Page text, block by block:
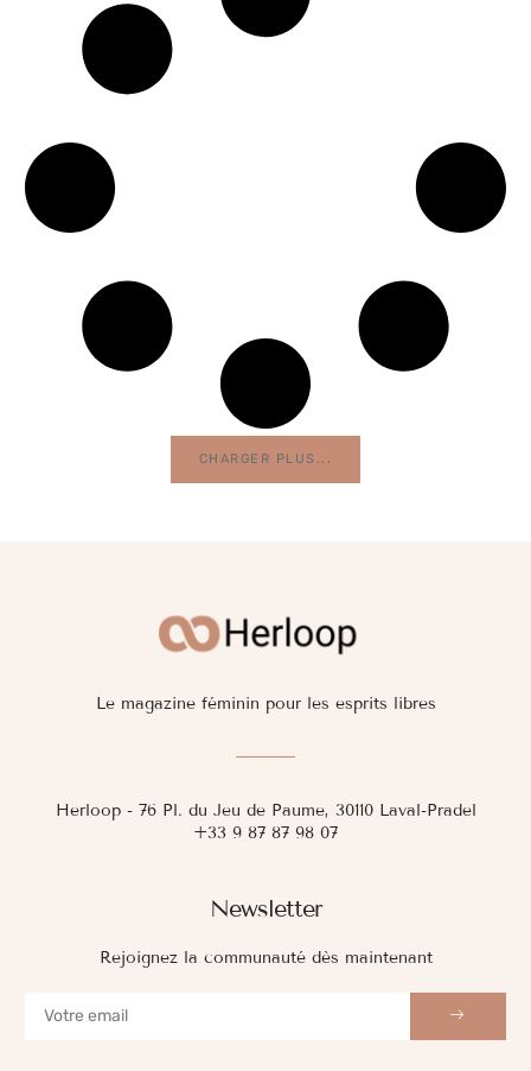
CHARGER PLUS...
Newsletter
Rejoignez la communauté dès maintenant
Le magazine féminin pour les esprits libres
Herloop - 76 Pl. du Jeu de Paume, 30110 Laval-Pradel
+33 9 87 87 98 07